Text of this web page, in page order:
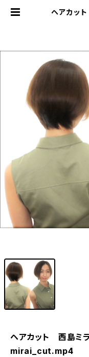
ヘアカッ
ヘアカット 西島ミ
mirai_cut.mp4